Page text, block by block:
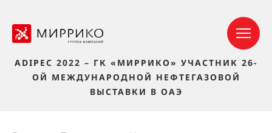
ADIPEC 2022 – ГК «МИРРИКО» УЧАСТНИК 26-
ОЙ МЕЖДУНАРОДНОЙ НЕФТЕГАЗОВОЙ
ВЫСТАВКИ В ОАЭ